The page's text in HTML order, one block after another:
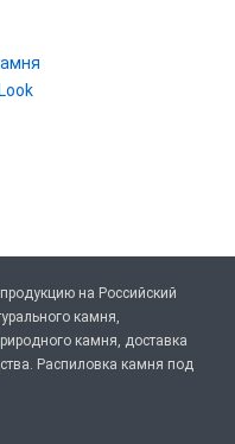
на Российский
камня,
камня, доставка
Распиловка камня под